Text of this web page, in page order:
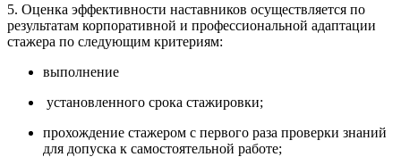
5. Оценка эффективности наставников осуществляется по
результатам корпоративной и профессиональной адаптации
стажера по следующим критериям:
выполнение
установленного срока стажировки;
прохождение стажером с первого раза проверки знаний
для допуска к самостоятельной работе;